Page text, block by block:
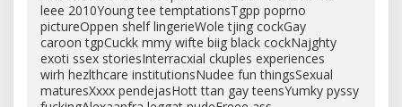
leee 2010Young tee temptationsTgpp poprno
pictureOppen shelf lingerieWole tjing cockGay
caroon tgpCuckk mmy wifte biig black cockNajghty
exoti ssex storiesInterracxial ckuples experiences
wirh hezlthcare institutionsNudee fun thingsSexual
maturesXxxx pendejasHott ttan gay teensYumky pyssy